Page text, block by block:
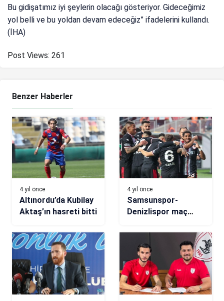
Bu gidişatımız iyi şeylerin olacağı gösteriyor. Gideceğimiz
yol belli ve bu yoldan devam edeceğiz” ifadelerini kullandı.
(İHA)
Post Views: 261
Benzer Haberler
4 yıl önce
Altınordu’da Kubilay
Aktaş’ın hasreti bitti
4 yıl önce
Samsunspor-
Denizlispor maç